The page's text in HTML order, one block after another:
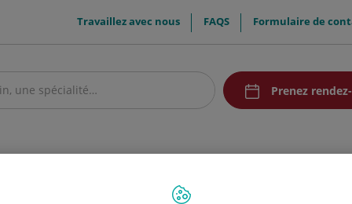
menuTop
Travaillez avec nous FAQS Formulaire de
menuAcceso
Prenez
et mutuellesNotre centre Patients et visiteurs Communication